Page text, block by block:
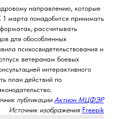
направлению, которые
марта понадобится принимать
рассчитывать
для обособленных
психосвидетельствования и
ветеранам боевых
интерактивного
план действий по
публикации Актион МЦФЭР
Источник изображения Freepik